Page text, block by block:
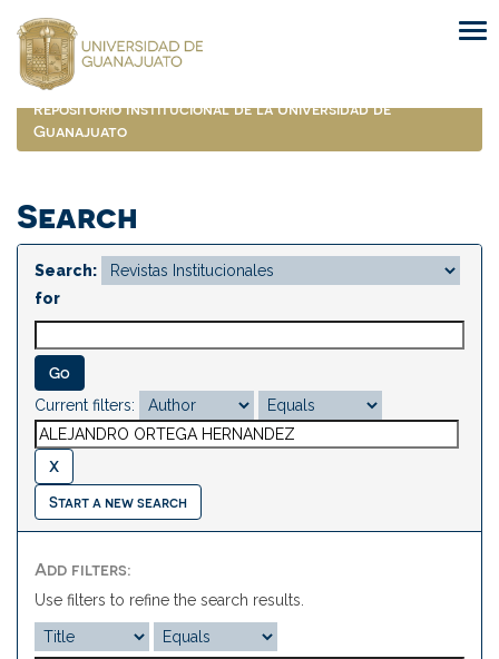
navigation
Repositorio Institucional de la Universidad de
Guanajuato
Search
Search:
for
Current filters:
Start a new search
Add filters:
Use filters to refine the search results.